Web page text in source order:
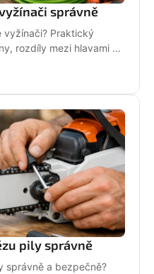
správně
vyžínači? Praktický
rozdíly mezi hlavami a
pily správně
správně a bezpečně?